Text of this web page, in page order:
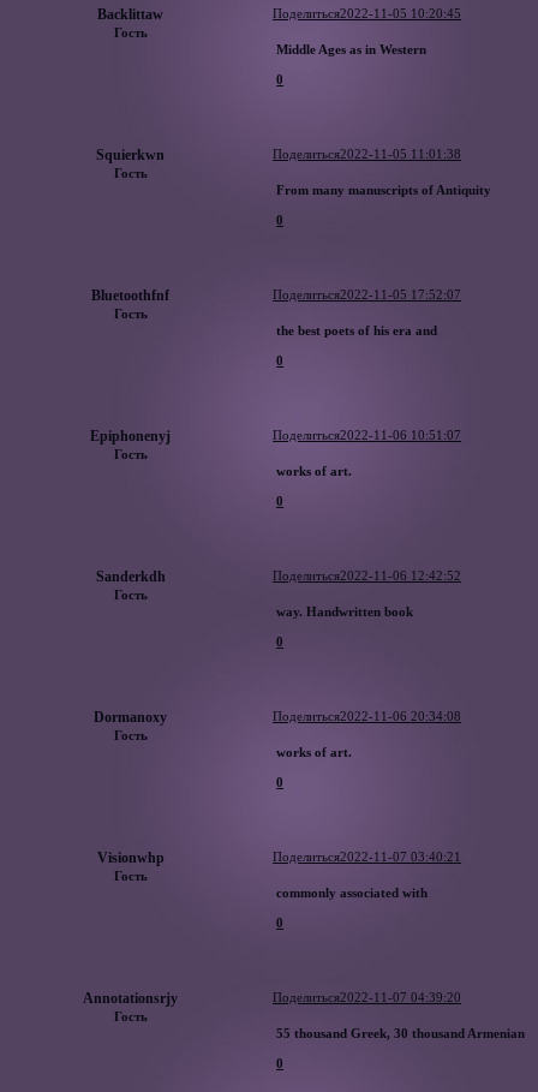
Поделиться2022-11-05 10:20:45
Backlittaw
Гость
Middle Ages as in Western
0
Поделиться2022-11-05 11:01:38
Squierkwn
Гость
From many manuscripts of Antiquity
0
Поделиться2022-11-05 17:52:07
Bluetoothfnf
Гость
the best poets of his era and
0
Поделиться2022-11-06 10:51:07
Epiphonenyj
Гость
works of art.
0
Поделиться2022-11-06 12:42:52
Sanderkdh
Гость
way. Handwritten book
0
Поделиться2022-11-06 20:34:08
Dormanoxy
Гость
works of art.
0
Поделиться2022-11-07 03:40:21
Visionwhp
Гость
commonly associated with
0
Поделиться2022-11-07 04:39:20
Annotationsrjy
Гость
55 thousand Greek, 30 thousand Armenian
0